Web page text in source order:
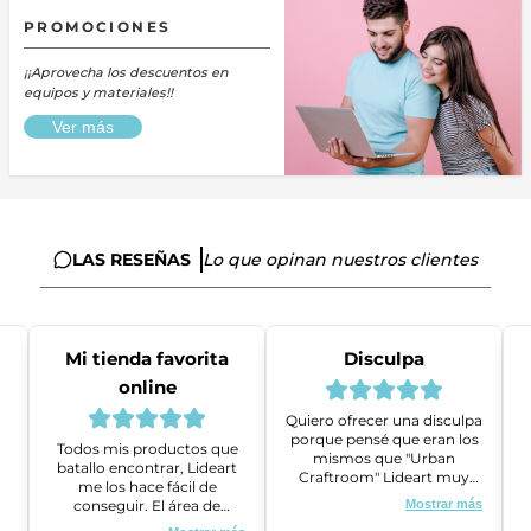
PROMOCIONES
¡¡Aprovecha los descuentos en
equipos y materiales!!
Ver más
LAS RESEÑAS Lo que opinan nuestros clientes
Mi tienda favorita
online
Todos mis productos que
batallo encontrar, Lideart
me los hace fácil de
conseguir. El área de
ventas es super amable y
Disculpa
Quiero ofrecer una disculpa
porque pensé que eran los
mismos que "Urban
Craftroom" Lideart muy
amables me ayudaron a
gestionar un problema que
Mostrar más